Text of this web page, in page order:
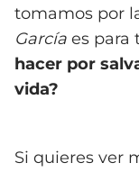
tomamos por
García es para
hacer por
vida?
Si quieres ver